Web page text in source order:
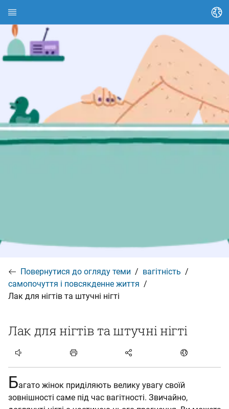
Змінити мову
Домашня сторінка
Теми
Пошук статті
Пошук контактів
Захист даних
Повернутися до огляду теми
вагітність
самопочуття і повсякденне життя
Лак для нігтів та штучні нігті
Лак для нігтів та штучні нігті
прослухати
Багато жінок приділяють велику увагу своїй
зовнішності саме під час вагітності. Звичайно,